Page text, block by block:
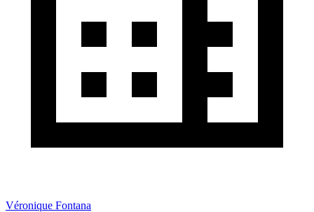
Véronique Fontana